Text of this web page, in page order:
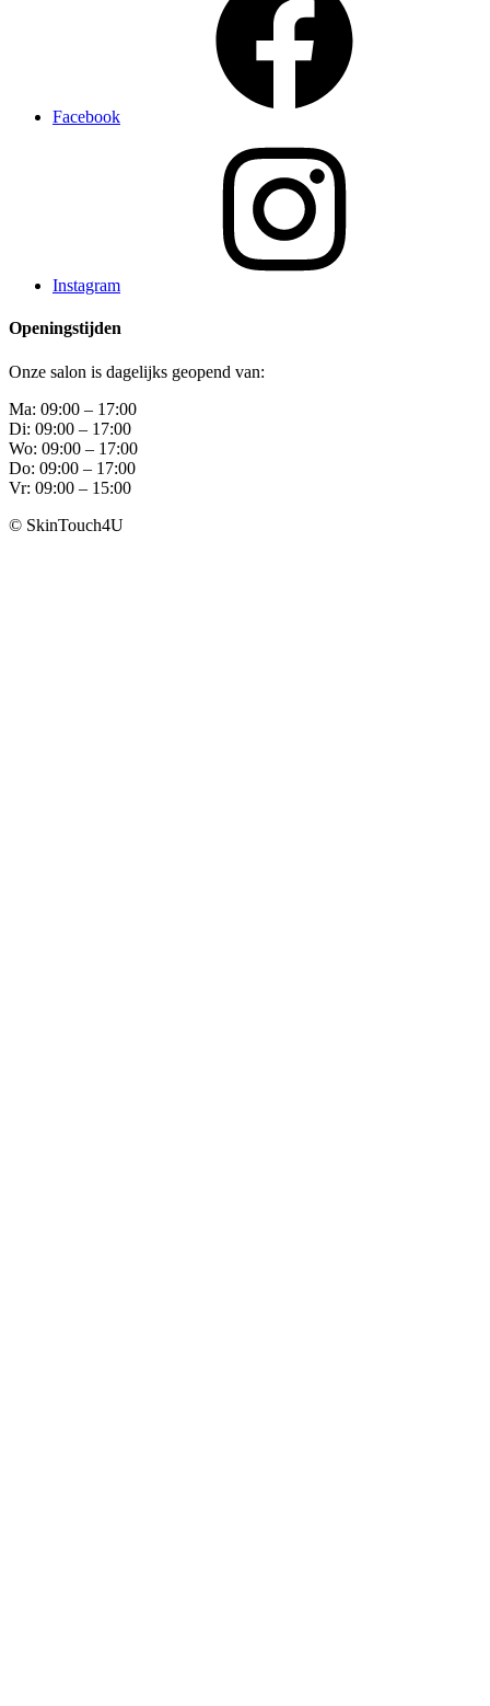
Facebook
Instagram
Openingstijden
Onze salon is dagelijks geopend van:
Ma: 09:00 – 17:00
Di: 09:00 – 17:00
Wo: 09:00 – 17:00
Do: 09:00 – 17:00
Vr: 09:00 – 15:00
© SkinTouch4U